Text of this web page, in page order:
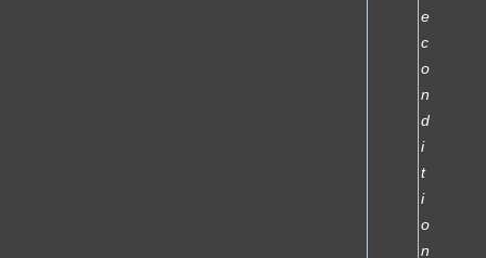
e
c
o
n
d
i
t
i
o
n